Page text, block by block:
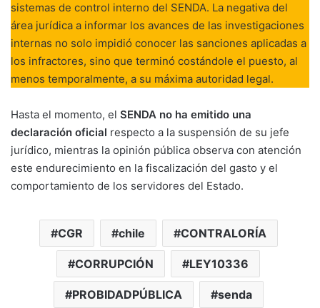
sistemas de control interno del SENDA. La negativa del
área jurídica a informar los avances de las investigaciones
internas no solo impidió conocer las sanciones aplicadas a
los infractores, sino que terminó costándole el puesto, al
menos temporalmente, a su máxima autoridad legal.
Hasta el momento, el SENDA no ha emitido una
declaración oficial respecto a la suspensión de su jefe
jurídico, mientras la opinión pública observa con atención
este endurecimiento en la fiscalización del gasto y el
comportamiento de los servidores del Estado.
CGR chile CONTRALORÍA
CORRUPCIÓN LEY10336
PROBIDADPÚBLICA senda